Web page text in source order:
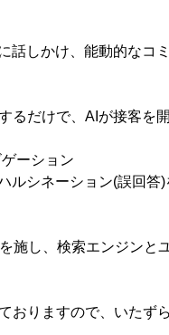
話しかけ、能動的なコ
るだけで、AIが接客を開
ーション
ルシネーション(誤回答
施し、検索エンジンと
おりますので、いたず